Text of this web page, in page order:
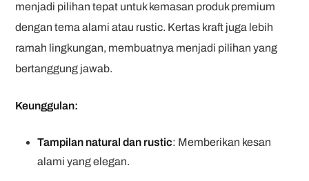
menjadi pilihan tepat untuk kemasan produk premium
dengan tema alami atau rustic. Kertas kraft juga lebih
ramah lingkungan, membuatnya menjadi pilihan yang
bertanggung jawab.
Keunggulan:
Tampilan natural dan rustic: Memberikan kesan
alami yang elegan.